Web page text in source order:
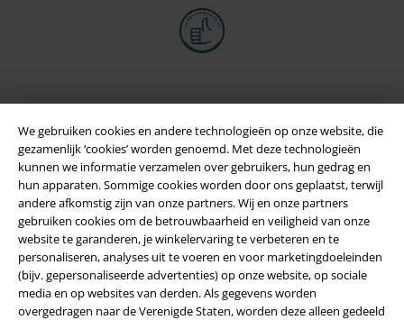
We gebruiken cookies en andere technologieën op onze website, die
gezamenlijk ‘cookies’ worden genoemd. Met deze technologieën
kunnen we informatie verzamelen over gebruikers, hun gedrag en
hun apparaten. Sommige cookies worden door ons geplaatst, terwijl
andere afkomstig zijn van onze partners. Wij en onze partners
gebruiken cookies om de betrouwbaarheid en veiligheid van onze
website te garanderen, je winkelervaring te verbeteren en te
personaliseren, analyses uit te voeren en voor marketingdoeleinden
(bijv. gepersonaliseerde advertenties) op onze website, op sociale
media en op websites van derden. Als gegevens worden
overgedragen naar de Verenigde Staten, worden deze alleen gedeeld
Legal
Algemene Voorwaarden